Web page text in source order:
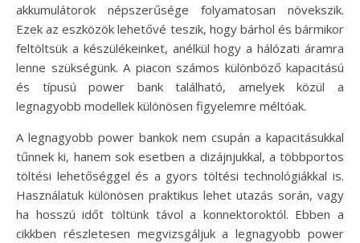
akkumulátorok népszerűsége folyamatosan növekszik.
Ezek az eszközök lehetővé teszik, hogy bárhol és bármikor
feltöltsük a készülékeinket, anélkül hogy a hálózati áramra
lenne szükségünk. A piacon számos különböző kapacitású
és típusú power bank található, amelyek közül a
legnagyobb modellek különösen figyelemre méltóak.
A legnagyobb power bankok nem csupán a kapacitásukkal
tűnnek ki, hanem sok esetben a dizájnjukkal, a többportos
töltési lehetőséggel és a gyors töltési technológiákkal is.
Használatuk különösen praktikus lehet utazás során, vagy
ha hosszú időt töltünk távol a konnektoroktól. Ebben a
cikkben részletesen megvizsgáljuk a legnagyobb power